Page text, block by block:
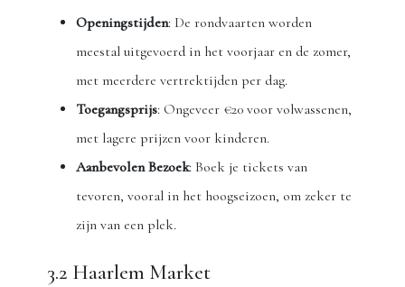
Openingstijden: De rondvaarten worden
meestal uitgevoerd in het voorjaar en de zomer,
met meerdere vertrektijden per dag.
Toegangsprijs: Ongeveer €20 voor volwassenen,
met lagere prijzen voor kinderen.
Aanbevolen Bezoek: Boek je tickets van
tevoren, vooral in het hoogseizoen, om zeker te
zijn van een plek.
3.2 Haarlem Market